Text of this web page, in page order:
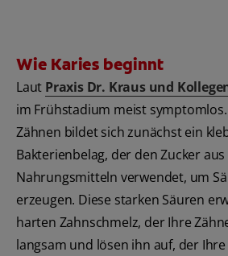
Wie Karies beginnt
Laut Praxis Dr. Kraus und
im Frühstadium meist
Zähnen bildet sich zunächst ein
Bakterienbelag, der den Zucker aus
Nahrungsmitteln verwendet, um
erzeugen. Diese starken Säuren
harten Zahnschmelz, der Ihre
langsam und lösen ihn auf, der